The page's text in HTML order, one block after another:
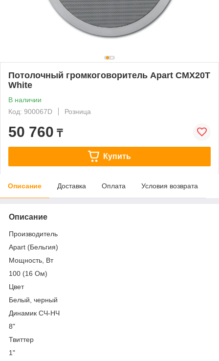
Потолочный громкоговоритель Apart CMX20T
White
В наличии
Код: 900067D
Розница
50 760 ₸
Купить
Описание Доставка Оплата Условия возврата
Описание
Производитель
Apart (Бельгия)
Мощность, Вт
100 (16 Ом)
Цвет
Белый, черный
Динамик СЧ-НЧ
8"
Твиттер
1"